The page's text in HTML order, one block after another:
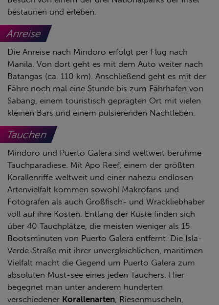
bestaunen und erleben.
Anreise
Die Anreise nach Mindoro erfolgt per Flug nach
Manila. Von dort geht es mit dem Auto weiter nach
Batangas (ca. 110 km). Anschließend geht es mit der
Fähre noch mal eine Stunde bis zum Fährhafen von
Sabang, einem touristisch geprägten Ort mit vielen
kleinen Bars und einem pulsierenden Nachtleben.
Tauchen
Mindoro und Puerto Galera sind weltweit berühme
Tauchparadiese. Mit Apo Reef, einem der größten
Korallenriffe weltweit und einer nahezu endlosen
Artenvielfalt kommen sowohl Makrofans und
Fotografen als auch Großfisch- und Wrackliebhaber
voll auf ihre Kosten. Entlang der Küste finden sich
über 40 Tauchplätze, die meisten weniger als 15
Bootsminuten von Puerto Galera entfernt. Die Isla-
Verde-Straße mit ihrer unvergleichlichen, maritimen
Vielfalt macht die Gegend um Puerto Galera zum
absoluten Must-see eines jeden Tauchers. Hier
begegnet man unter anderem hunderten
verschiedener Korallenarten, Riesenmuscheln,